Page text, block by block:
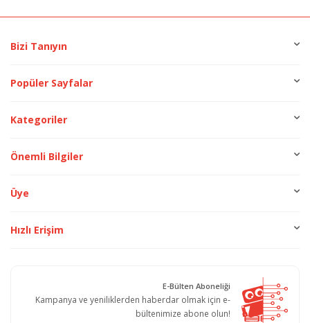
Bizi Tanıyın
Popüler Sayfalar
Kategoriler
Önemli Bilgiler
Üye
Hızlı Erişim
E-Bülten Aboneliği
Kampanya ve yeniliklerden haberdar olmak için e-
bültenimize abone olun!